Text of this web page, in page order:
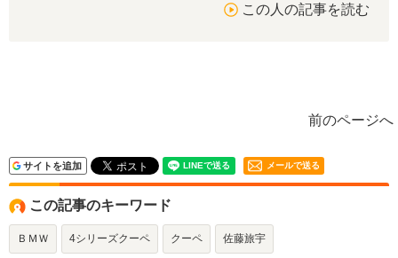
この人の記事を読む
前のページへ
サイトを追加 メールで送る
この記事のキーワード
ＢＭＷ 4シリーズクーペ クーペ 佐藤旅宇